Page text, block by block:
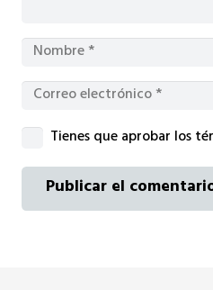
Tienes que aprobar los
Publicar el